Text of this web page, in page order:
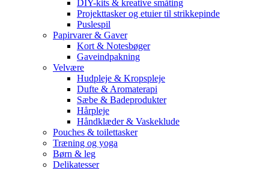
DIY-kits & kreative småting
Projekttasker og etuier til strikkepinde
Puslespil
Papirvarer & Gaver
Kort & Notesbøger
Gaveindpakning
Velvære
Hudpleje & Kropspleje
Dufte & Aromaterapi
Sæbe & Badeprodukter
Hårpleje
Håndklæder & Vaskeklude
Pouches & toilettasker
Træning og yoga
Børn & leg
Delikatesser